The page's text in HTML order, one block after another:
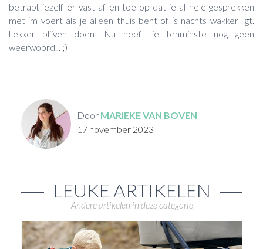
betrapt jezelf er vast af en toe op dat je al hele gesprekken
met ‘m voert als je alleen thuis bent of ‘s nachts wakker ligt.
Lekker blijven doen! Nu heeft ie tenminste nog geen
weerwoord... ;)
Door MARIEKE VAN BOVEN
17 november 2023
LEUKE ARTIKELEN
Andere artikelen in deze categorie